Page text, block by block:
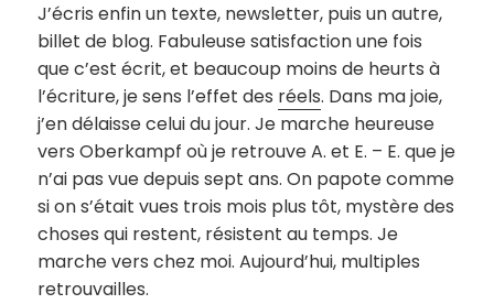
J’écris enfin un texte, newsletter, puis un autre,
billet de blog. Fabuleuse satisfaction une fois
que c’est écrit, et beaucoup moins de heurts à
l’écriture, je sens l’effet des réels. Dans ma joie,
j’en délaisse celui du jour. Je marche heureuse
vers Oberkampf où je retrouve A. et E. – E. que je
n’ai pas vue depuis sept ans. On papote comme
si on s’était vues trois mois plus tôt, mystère des
choses qui restent, résistent au temps. Je
marche vers chez moi. Aujourd’hui, multiples
retrouvailles.